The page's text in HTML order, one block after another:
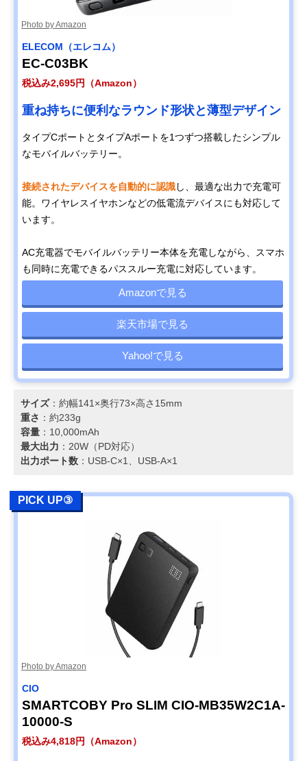
Photo by Amazon
ELECOM（エレコム）
EC-C03BK
税込み2,695円（Amazon）
重ね持ちに便利なラウンド形状と薄型デザイン
タイプCポートとタイプAポートを1つずつ搭載したシンプル
なモバイルバッテリー。
接続されたデバイスを自動的に認識し、最適な出力で充電可
能。ワイヤレスイヤホンなどの低電流デバイスにも対応して
います。
AC充電器でモバイルバッテリー本体を充電しながら、スマホ
も同時に充電できるパススルー充電に対応しています。
Amazonで見る
楽天市場で見る
Yahoo!で見る
サイズ：約幅141×奥行73×高さ15mm
重さ ：約233g
容量 ：10,000mAh
最大出力 ：20W（PD対応）
出力ポート数 ：USB-C×1、USB-A×1
PICK UP③
Photo by Amazon
CIO
SMARTCOBY Pro SLIM CIO-MB35W2C1A-
10000-S
税込み4,818円（Amazon）